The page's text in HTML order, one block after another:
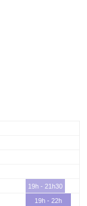
19h - 21h30
19h - 22h